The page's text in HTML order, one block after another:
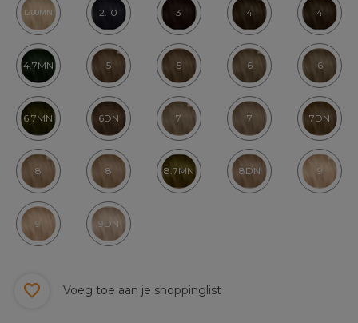
1200MN 2.10 3 4 4
4.7MN 5 5 6 6
6.7MN 6DN 7 7 7DN
8 8 8.7MN 8DN 9
9 9DN
Voeg toe aan je shoppinglist